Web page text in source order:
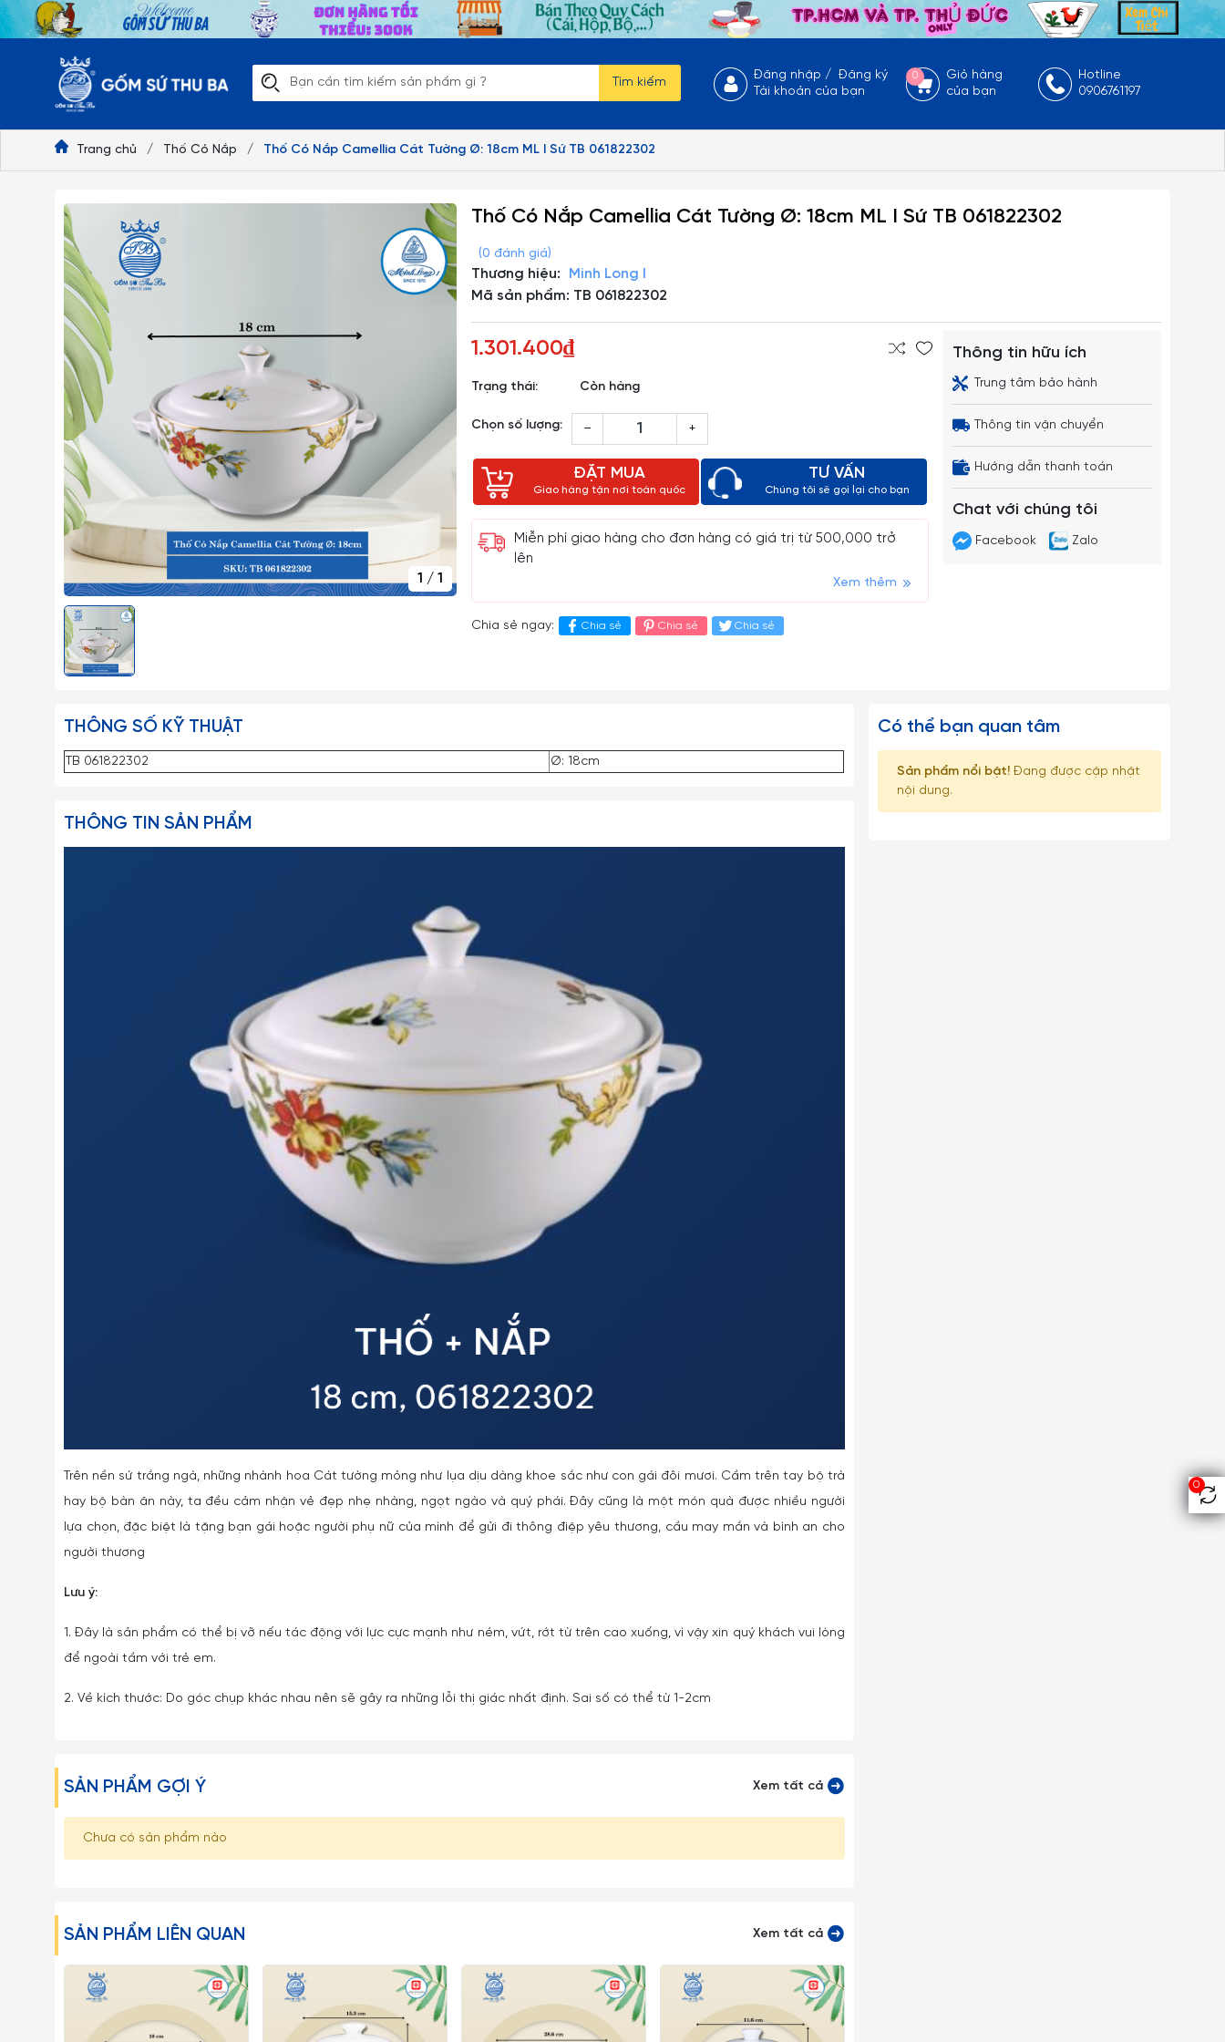
Tìm kiếm
Đăng nhập /Đăng ký
Tài khoản của bạn
0
Giỏ hàng
của bạn
Hotline
0906761197
0
Trang chủ / Thố Có Nắp / Thố Có Nắp Camellia Cát Tường Ø: 18cm ML I Sứ TB 061822302
1 /1
Thố Có Nắp Camellia Cát Tường Ø: 18cm ML I Sứ TB 061822302
(0 đánh giá)
Thương hiệu:
Minh Long I
Mã sản phẩm: TB 061822302
1.301.400₫
Trạng thái: Còn hàng
Chọn số lượng: – +
ĐẶT MUA
Giao hàng tận nơi toàn quốc
TƯ VẤN
Chúng tôi sẽ gọi lại cho bạn
Miễn phí giao hàng cho đơn hàng có giá trị từ 500,000 trở
lên
Xem thêm
Chia sẻ ngay: Chia sẻ Chia sẻ Chia sẻ
Thông tin hữu ích
Trung tâm bảo hành
Thông tin vận chuyển
Hướng dẫn thanh toán
Chat với chúng tôi
Facebook Zalo
THÔNG SỐ KỸ THUẬT
TB 061822302 Ø: 18cm
THÔNG TIN SẢN PHẨM
Trên nền sứ trắng ngà, những nhành hoa Cát tường mỏng như lụa dịu dàng khoe sắc như con gái đôi mươi. Cầm trên tay bộ trà
hay bộ bàn ăn này, ta đều cảm nhận vẻ đẹp nhẹ nhàng, ngọt ngào và quý phái. Đây cũng là một món quà được nhiều người
lựa chọn, đặc biệt là tặng bạn gái hoặc người phụ nữ của mình để gửi đi thông điệp yêu thương, cầu may mắn và bình an cho
người thương
Lưu ý:
1. Đây là sản phẩm có thể bị vỡ nếu tác động với lực cực mạnh như ném, vứt, rớt từ trên cao xuống, vì vậy xin quý khách vui lòng
để ngoài tầm với trẻ em.
2. Về kích thước: Do góc chụp khác nhau nên sẽ gây ra những lỗi thị giác nhất định. Sai số có thể từ 1-2cm
SẢN PHẨM GỢI Ý Xem tất cả
Chưa có sản phẩm nào
SẢN PHẨM LIÊN QUAN Xem tất cả
Có thể bạn quan tâm
Sản phẩm nổi bật!Đang được cập nhật
nội dung.